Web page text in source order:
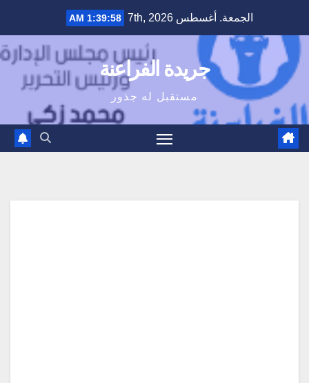
content
الجمعة. أغسطس 7th, 2026 1:39:59 AM
جريدة الفراعنة
مستقبل له جذور